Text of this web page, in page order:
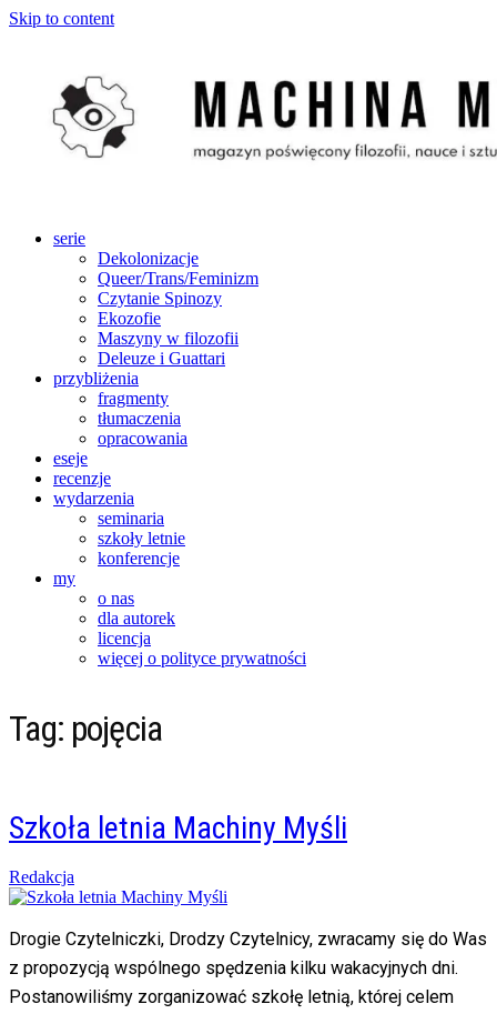
Skip to content
serie
Dekolonizacje
Queer/Trans/Feminizm
Czytanie Spinozy
Ekozofie
Maszyny w filozofii
Deleuze i Guattari
przybliżenia
fragmenty
tłumaczenia
opracowania
eseje
recenzje
wydarzenia
seminaria
szkoły letnie
konferencje
my
o nas
dla autorek
licencja
więcej o polityce prywatności
Tag: pojęcia
Szkoła letnia Machiny Myśli
Posted
on
Redakcja
Drogie Czytelniczki, Drodzy Czytelnicy, zwracamy się do Was
z propozycją wspólnego spędzenia kilku wakacyjnych dni.
Postanowiliśmy zorganizować szkołę letnią, której celem